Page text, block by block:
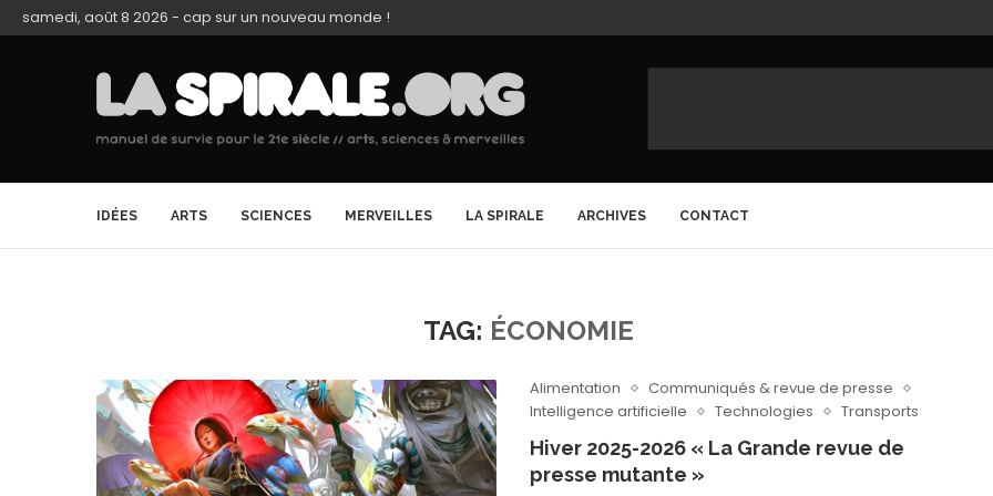
samedi, août 8 2026 - cap sur un nouveau monde !
IDÉES ARTS SCIENCES MERVEILLES LA SPIRALE ARCHIVES CONTACT
TAG: ÉCONOMIE
Alimentation
Communiqués & revue de presse
Intelligence artificielle
Technologies Transports
Hiver 2025-2026 « La Grande revue de
presse mutante »